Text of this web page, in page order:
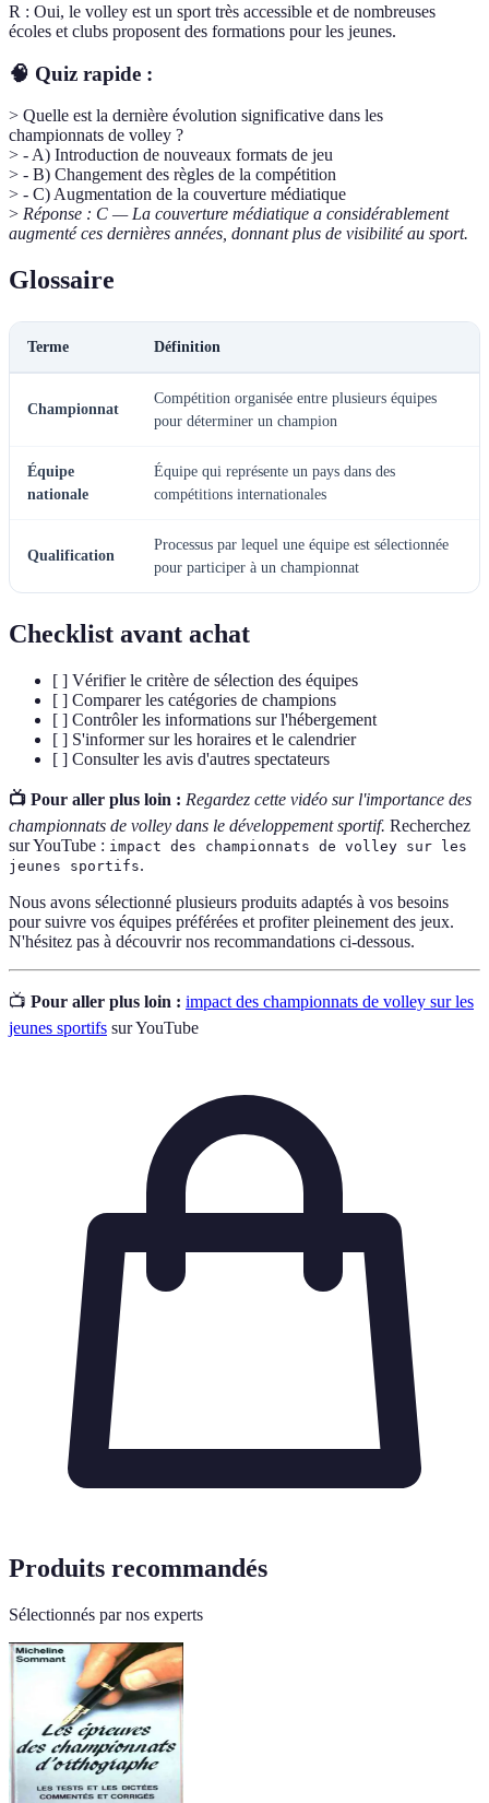
R : Oui, le volley est un sport très accessible et de nombreuses
écoles et clubs proposent des formations pour les jeunes.
🧠 Quiz rapide :
> Quelle est la dernière évolution significative dans les
championnats de volley ?
> - A) Introduction de nouveaux formats de jeu
> - B) Changement des règles de la compétition
> - C) Augmentation de la couverture médiatique
> Réponse : C — La couverture médiatique a considérablement
augmenté ces dernières années, donnant plus de visibilité au sport.
Glossaire
Terme Définition
Championnat
Compétition organisée entre plusieurs équipes
pour déterminer un champion
Équipe
nationale
Équipe qui représente un pays dans des
compétitions internationales
Qualification
Processus par lequel une équipe est sélectionnée
pour participer à un championnat
Checklist avant achat
[ ] Vérifier le critère de sélection des équipes
[ ] Comparer les catégories de champions
[ ] Contrôler les informations sur l'hébergement
[ ] S'informer sur les horaires et le calendrier
[ ] Consulter les avis d'autres spectateurs
📺 Pour aller plus loin : Regardez cette vidéo sur l'importance des
championnats de volley dans le développement sportif. Recherchez
sur YouTube : impact des championnats de volley sur les
jeunes sportifs.
Nous avons sélectionné plusieurs produits adaptés à vos besoins
pour suivre vos équipes préférées et profiter pleinement des jeux.
N'hésitez pas à découvrir nos recommandations ci-dessous.
📺 Pour aller plus loin : impact des championnats de volley sur les
jeunes sportifs sur YouTube
Produits recommandés
Sélectionnés par nos experts